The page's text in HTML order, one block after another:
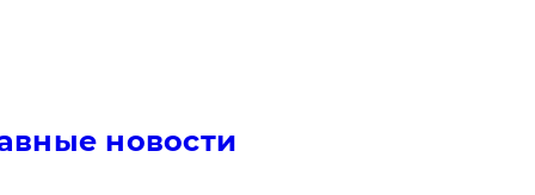
новости